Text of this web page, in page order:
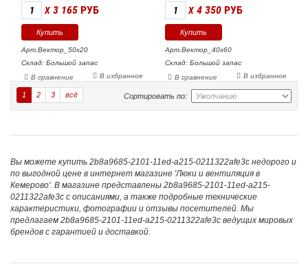
X 3 165 РУБ
Арт.Вектор_50х20
Склад: Большой запас
В избранное
В сравнение
X 4 350 РУБ
Арт.Вектор_40х60
Склад: Большой запас
В избранное
В сравнение
Сортировать по:
1 2 3 всё
Вы можете купить 2b8a9685-2101-11ed-a215-0211322afe3c недорого и
по выгодной цене в интернет магазине 'Люки и вентиляция в
Кемерово'. В магазине представлены 2b8a9685-2101-11ed-a215-
0211322afe3c с описаниями, а также подробные технические
характеристики, фотографии и отзывы посетителей. Мы
предлагаем 2b8a9685-2101-11ed-a215-0211322afe3c ведущих мировых
брендов с гарантией и доставкой.